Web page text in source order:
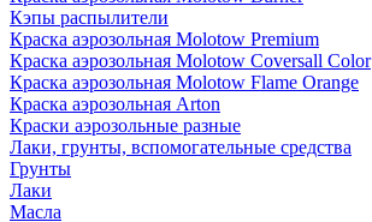
Кэпы распылители
Краска аэрозольная Molotow Premium
Краска аэрозольная Molotow Coversall Color
Краска аэрозольная Molotow Flame Orange
Краска аэрозольная Arton
Краски аэрозольные разные
Лаки, грунты, вспомогательные средства
Грунты
Лаки
Масла